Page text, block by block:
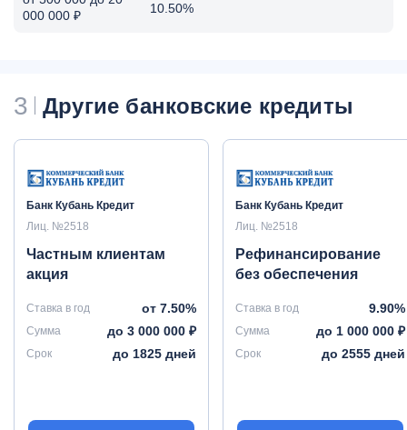
000 000 ₽
10.50%
3 Другие банковские кредиты
Банк Кубань Кредит
Лиц. №2518
Частным клиентам
акция
Ставка в год от 7.50%
Сумма до 3 000 000 ₽
Срок до 1825 дней
Банк Кубань Кредит
Лиц. №2518
Рефинансирование
без обеспечения
Ставка в год 9.90%
Сумма до 1 000 000 ₽
Срок до 2555 дней